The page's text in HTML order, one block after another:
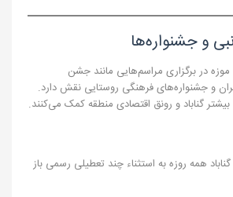
و جشنواره‌ها
موزه در برگزاری مراسم‌هایی مانند جشن
و جشنواره‌های فرهنگی روستایی نقش دارد.
بیشتر گناباد و رونق اقتصادی منطقه کمک می‌کنند.
همه روزه به استثناء چند تعطیلی رسمی باز